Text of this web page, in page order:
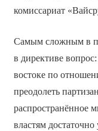
комиссариат
Самым сложным в
в директиве
востоке по
преодолеть
распространённое
властям